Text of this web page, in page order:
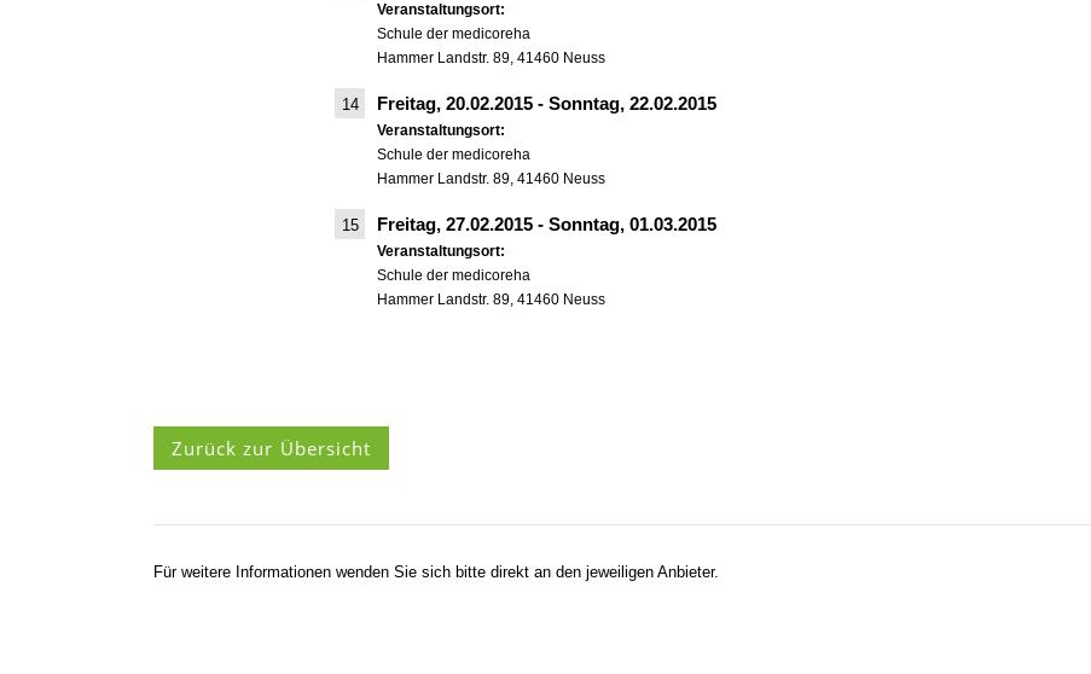
Veranstaltungsort:
Schule der medicoreha
Hammer Landstr. 89, 41460 Neuss
14 Freitag, 20.02.2015 - Sonntag, 22.02.2015
Veranstaltungsort:
Schule der medicoreha
Hammer Landstr. 89, 41460 Neuss
15 Freitag, 27.02.2015 - Sonntag, 01.03.2015
Veranstaltungsort:
Schule der medicoreha
Hammer Landstr. 89, 41460 Neuss
Zurück zur Übersicht
Für weitere Informationen wenden Sie sich bitte direkt an den jeweiligen Anbieter.